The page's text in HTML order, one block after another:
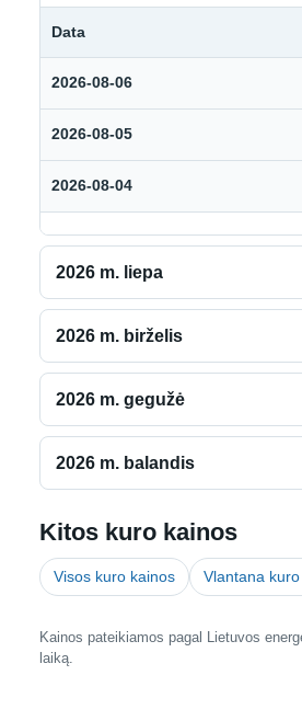
Kuro kainų istorija: 2026 m.
Data
2026-08-06
2026-08-05
2026-08-04
2026 m. liepa
2026 m. birželis
2026 m. gegužė
2026 m. balandis
Kitos kuro kainos
Visos kuro kainos Vlantana
Kainos pateikiamos pagal Lietuvos
laiką.